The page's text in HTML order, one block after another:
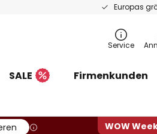
Europas
Service
SALE Firmenkunden
WOW